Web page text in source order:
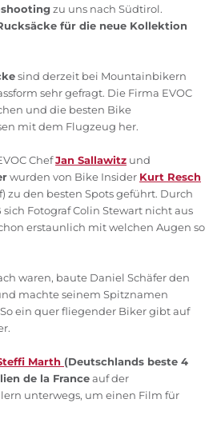
zu uns nach Südtirol.
für die neue Kollektion
sind derzeit bei Mountainbikern
sehr gefragt. Die Firma EVOC
und die besten Bike
mit dem Flugzeug her.
ChefJan Sallawitz und
wurden von Bike Insider Kurt Resch
zu den besten Spots geführt. Durch
Fotograf Colin Stewart nicht aus
erstaunlich mit welchen Augen so
waren, baute Daniel Schäfer den
machte seinem Spitznamen
ein quer fliegender Biker gibt auf
Marth (Deutschlands beste 4
de la Franceauf der
unterwegs, um einen Film für